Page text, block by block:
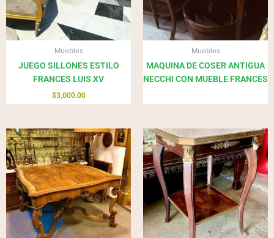
Muebles
JUEGO SILLONES ESTILO
FRANCES LUIS XV
$3,000.00
Muebles
MAQUINA DE COSER ANTIGUA
NECCHI CON MUEBLE FRANCES